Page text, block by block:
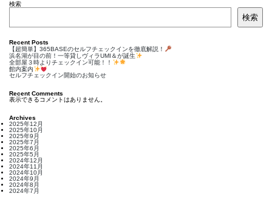
検索
検索
Recent Posts
【超簡単】365BASEのセルフチェックインを徹底解説！
浜名湖が目の前！一等貸しヴィラUMI＆が誕生
全部屋３時よりチェックイン可能！！
館内案内
セルフチェックイン開始のお知らせ
Recent Comments
表示できるコメントはありません。
Archives
2025年12月
2025年10月
2025年9月
2025年7月
2025年6月
2025年5月
2024年12月
2024年11月
2024年10月
2024年9月
2024年8月
2024年7月